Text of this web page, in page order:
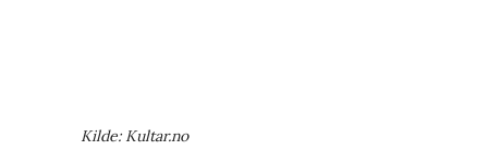
Kilde: Kultar.no